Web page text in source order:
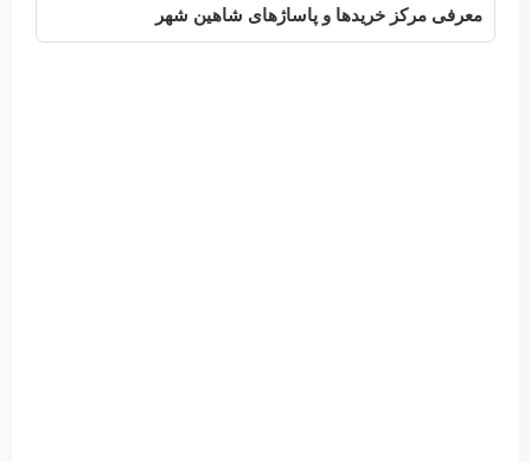
معرفی مرکز خریدها و پاساژهای شاهین شهر